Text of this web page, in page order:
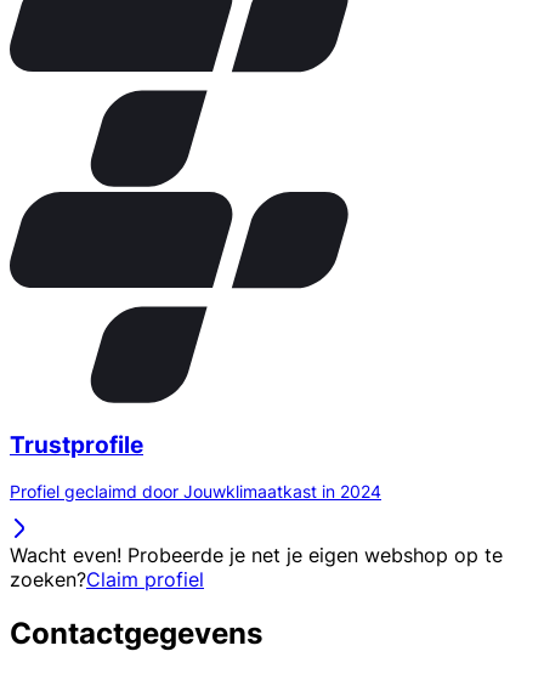
Trustprofile
Profiel geclaimd door Jouwklimaatkast in 2024
Wacht even! Probeerde je net je eigen webshop op te
zoeken?Claim profiel
Contactgegevens